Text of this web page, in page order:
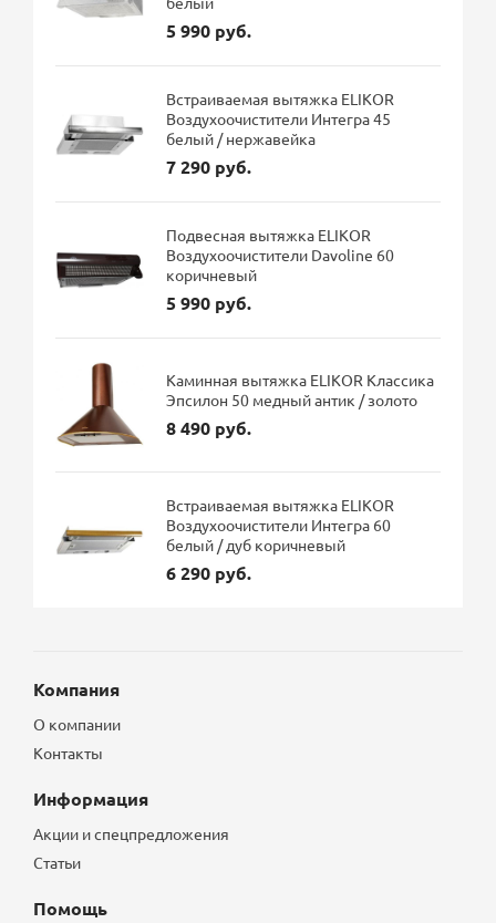
5 990 руб.
Встраиваемая вытяжка ELIKOR
Воздухоочистители Интегра 45
белый / нержавейка
7 290 руб.
Подвесная вытяжка ELIKOR
Воздухоочистители Davoline 60
коричневый
5 990 руб.
Каминная вытяжка ELIKOR Классика
Эпсилон 50 медный антик / золото
8 490 руб.
Встраиваемая вытяжка ELIKOR
Воздухоочистители Интегра 60
белый / дуб коричневый
6 290 руб.
Компания
О компании
Контакты
Информация
Акции и спецпредложения
Статьи
Помощь